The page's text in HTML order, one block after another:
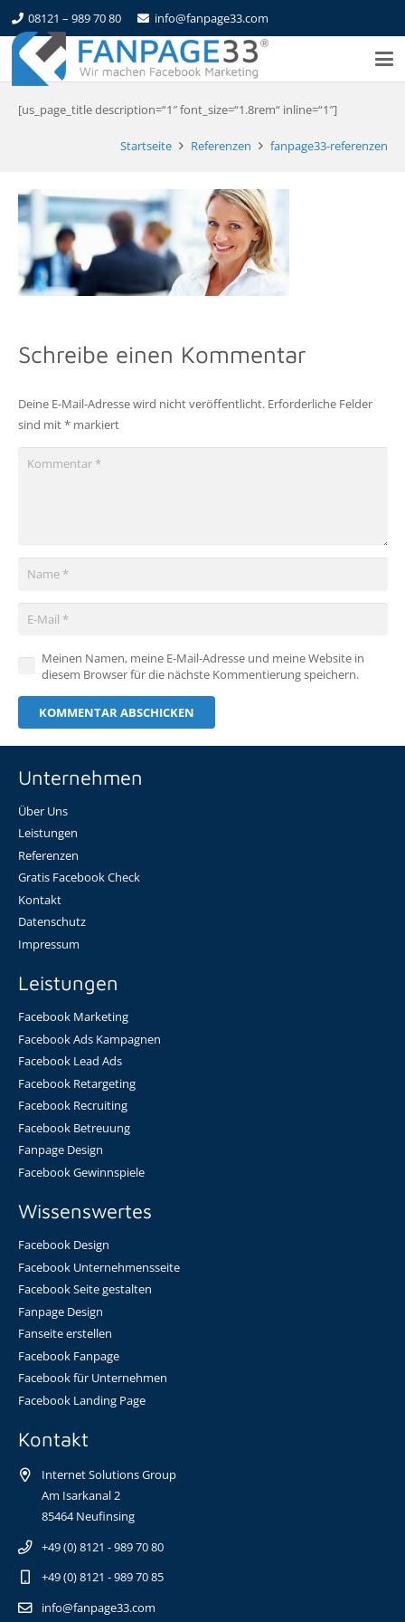
08121 – 989 70 80 info@fanpage33.com
[us_page_title description=“1″ font_size=“1.8rem“ inline=“1″]
Startseite Referenzen fanpage33-referenzen
Schreibe einen Kommentar
Deine E-Mail-Adresse wird nicht veröffentlicht. Erforderliche Felder
sind mit*markiert
Meinen Namen, meine E-Mail-Adresse und meine Website in
diesem Browser für die nächste Kommentierung speichern.
KOMMENTAR ABSCHICKEN
Unternehmen
Über Uns
Leistungen
Referenzen
Gratis Facebook Check
Kontakt
Datenschutz
Impressum
Leistungen
Facebook Marketing
Facebook Ads Kampagnen
Facebook Lead Ads
Facebook Retargeting
Facebook Recruiting
Facebook Betreuung
Fanpage Design
Facebook Gewinnspiele
Wissenswertes
Facebook Design
Facebook Unternehmensseite
Facebook Seite gestalten
Fanpage Design
Fanseite erstellen
Facebook Fanpage
Facebook für Unternehmen
Facebook Landing Page
Kontakt
Internet Solutions Group
Am Isarkanal 2
85464 Neufinsing
+49 (0) 8121 - 989 70 80
+49 (0) 8121 - 989 70 85
info@fanpage33.com